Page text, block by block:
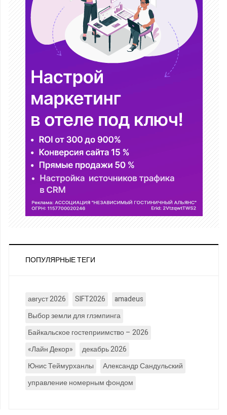
ПОПУЛЯРНЫЕ ТЕГИ
август 2026 SIFT2026
amadeus
Выбор земли для глэмпинга
Байкальское гостеприимство – 2026
«Лайн Декор»
декабрь 2026
Юнис Теймурханлы
Александр Сандульский
управление номерным фондом